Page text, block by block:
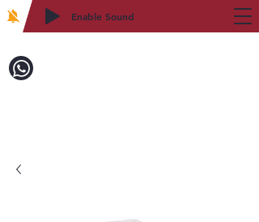
Enable Sound